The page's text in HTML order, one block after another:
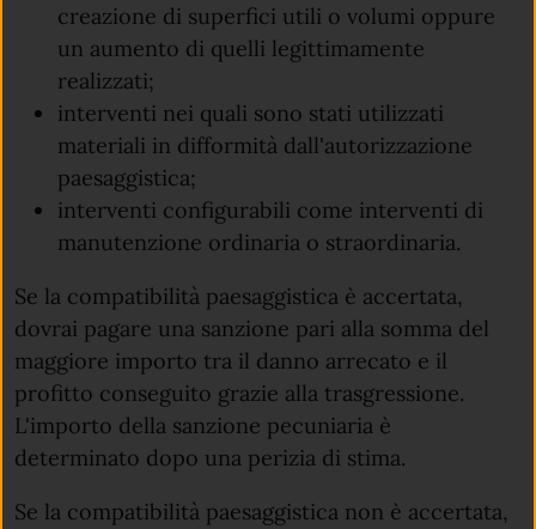
creazione di superfici utili o volumi oppure
un aumento di quelli legittimamente
realizzati;
interventi nei quali sono stati utilizzati
materiali in difformità dall'autorizzazione
paesaggistica;
interventi configurabili come interventi di
manutenzione ordinaria o straordinaria.
Se la compatibilità paesaggistica è accertata,
dovrai pagare una sanzione pari alla somma del
maggiore importo tra il danno arrecato e il
profitto conseguito grazie alla trasgressione.
L'importo della sanzione pecuniaria è
determinato dopo una perizia di stima.
Se la compatibilità paesaggistica non è accertata,